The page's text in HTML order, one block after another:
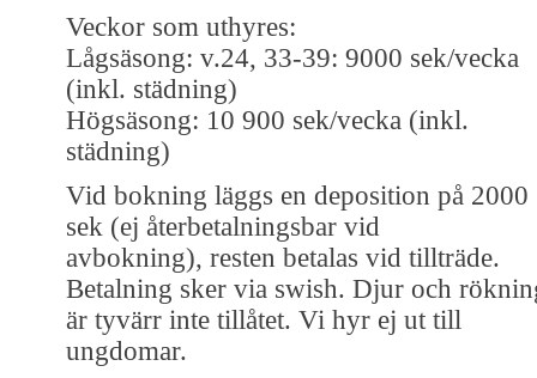
Veckor som uthyres:
Lågsäsong: v.24, 33-39: 9000 sek/vecka
(inkl. städning)
Högsäsong: 10 900 sek/vecka (inkl.
städning)
Vid bokning läggs en deposition på 2000
sek (ej återbetalningsbar vid
avbokning), resten betalas vid tillträde.
Betalning sker via swish. Djur och
är tyvärr inte tillåtet. Vi hyr ej ut till
ungdomar.